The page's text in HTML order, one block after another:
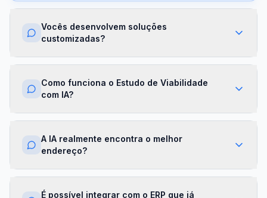
Vocês desenvolvem soluções
customizadas?
Sim. Além dos módulos prontos, criamos
algoritmos proprietários e APIs sob demanda.
sua franqueadora.
Como funciona o Estudo de Viabilidade
com IA?
Nossa IA cruza dados de mercado,
financeiras para gerar um score de viabilidade
por região. Você recebe um relatório completo
com recomendações em minutos.
A IA realmente encontra o melhor
endereço?
Sim. O módulo de Geolocalização cruza fluxo
É possível integrar com o ERP que já